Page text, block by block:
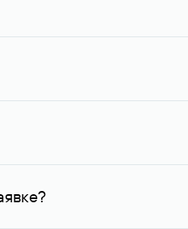
Для доменов,
Руцентру.